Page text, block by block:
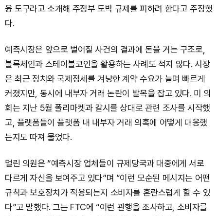
융 도구라고 소개해 주정부 도박 규제를 피하려 한다고 주장했
다.
예측시장은 앞으로 벌어질 사건의 결과에 돈을 거는 구조로,
블록체인과 스테이블코인을 활용하는 사례도 적지 않다. 시장
은 최근 정치와 국제정세를 겨냥한 계약 수요가 늘며 빠르게
커졌지만, 동시에 내부자 거래 논란이 발목을 잡고 있다. 미 의
회는 지난 5월 폴리마켓과 칼시를 상대로 관련 조사를 시작했
고, 플랫폼들이 플랫폼 내 내부자 거래 의혹에 어떻게 대응했
는지도 따져 물었다.
멀린 의원은 “예측시장 업체들이 규제당국과 대중에게 서로
다르게 자신을 보여주고 있다”며 “이런 모순된 메시지는 어떤
규칙과 보호장치가 적용되는지 소비자를 혼란스럽게 할 수 있
다”고 말했다. 그는 FTC에 “이런 관행을 조사하고, 소비자를